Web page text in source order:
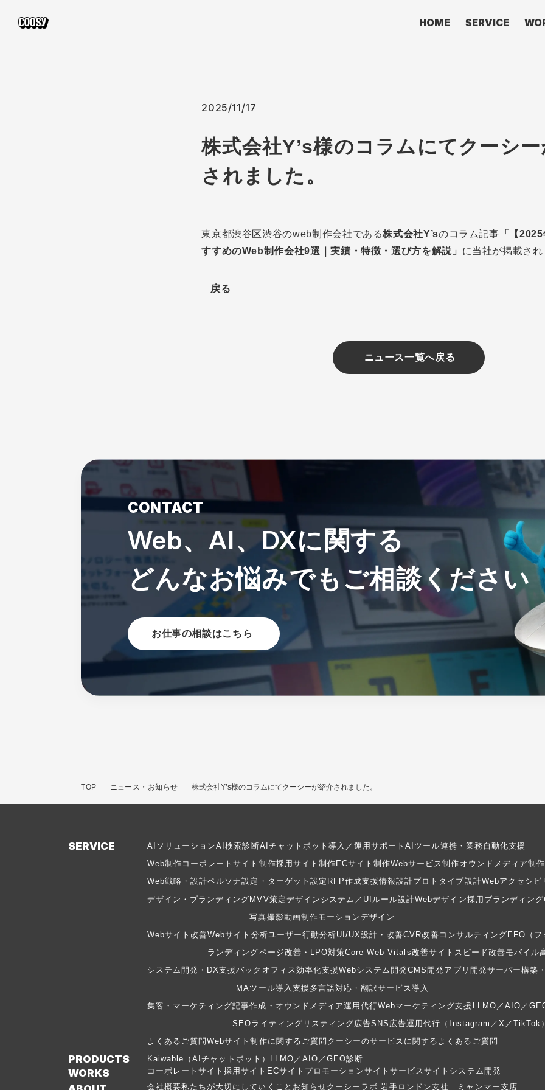
HOME SERVICE
2025/11/17
株式会社Y’s様のコラムにてクーシ
されました。
東京都渋谷区渋谷のweb制作会社である株式会社Y’sのコラム記事 「【
すすめのWeb制作会社9選｜実績・特徴・選び方を解説」 に当社が掲載さ
戻る
ニュース一覧へ戻る
CONTACT
Web、AI、DXに関する
どんなお悩みでもご相談ください
お仕事の相談はこちら
TOP ニュース・お知らせ 株式会社Y’s様のコラムにてクーシーが紹介されました。
SERVICE AIソリューションAI検索診断AIチャットボット導入／運用サポートAIツール連携・業務自動化支援
Web制作 コーポレートサイト制作採用サイト制作 ECサイト制作Webサービス制作 オウンドメディア制作
Web戦略・設計ペルソナ設定・ターゲット設定 RFP作成支援情報設計プロトタイプ設計Webアクセシビ
デザイン・ブランディングMVV策定デザインシステム／UIルール設計Webデザイン採用ブランディング
写真撮影動画制作モーションデザイン
Webサイト改善Webサイト分析ユーザー行動分析UI/UX設計・改善CVR改善コンサルティング EFO（
ランディングページ改善・LPO対策Core Web Vitals改善サイトスピード改善モバイル
システム開発・DX支援バックオフィス効率化支援Webシステム開発CMS開発 アプリ開発サーバー構築
MAツール導入支援 多言語対応・翻訳サービス導入
集客・マーケティング記事作成・オウンドメディア運用代行Webマーケティング支援 LLMO／AIO／
SEOライティング リスティング広告SNS広告運用代行（Instagram／X／TikTok
よくあるご質問Webサイト制作に関するご質問 クーシーのサービスに関するよくあるご質問
PRODUCTS Kaiwable（AIチャットボット） LLMO／AIO／GEO診断
WORKS コーポレートサイト採用サイト ECサイト プロモーションサイトサービスサイト システム開発
会社概要私たちが大切にしていくこと お知らせクーシーラボ 岩手 ロンドン支社 ミャンマー支店